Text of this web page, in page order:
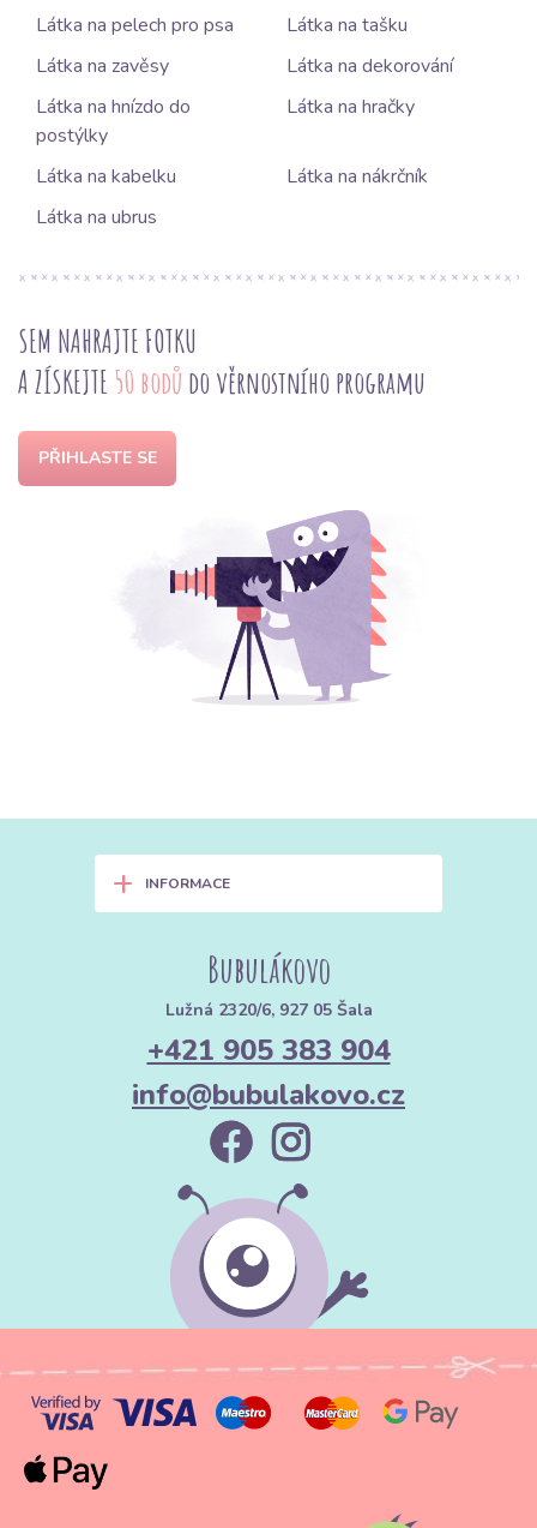
Látka na pelech pro psa
Látka na tašku
Látka na zavěsy
Látka na dekorování
Látka na hnízdo do
postýlky
Látka na hračky
Látka na kabelku
Látka na nákrčník
Látka na ubrus
SEM NAHRAJTE FOTKU
A ZÍSKEJTE 50 bodů do věrnostního programu
PŘIHLASTE SE
+ INFORMACE
Bubulákovo
Lužná 2320/6, 927 05 Šala
+421 905 383 904
info@bubulakovo.cz